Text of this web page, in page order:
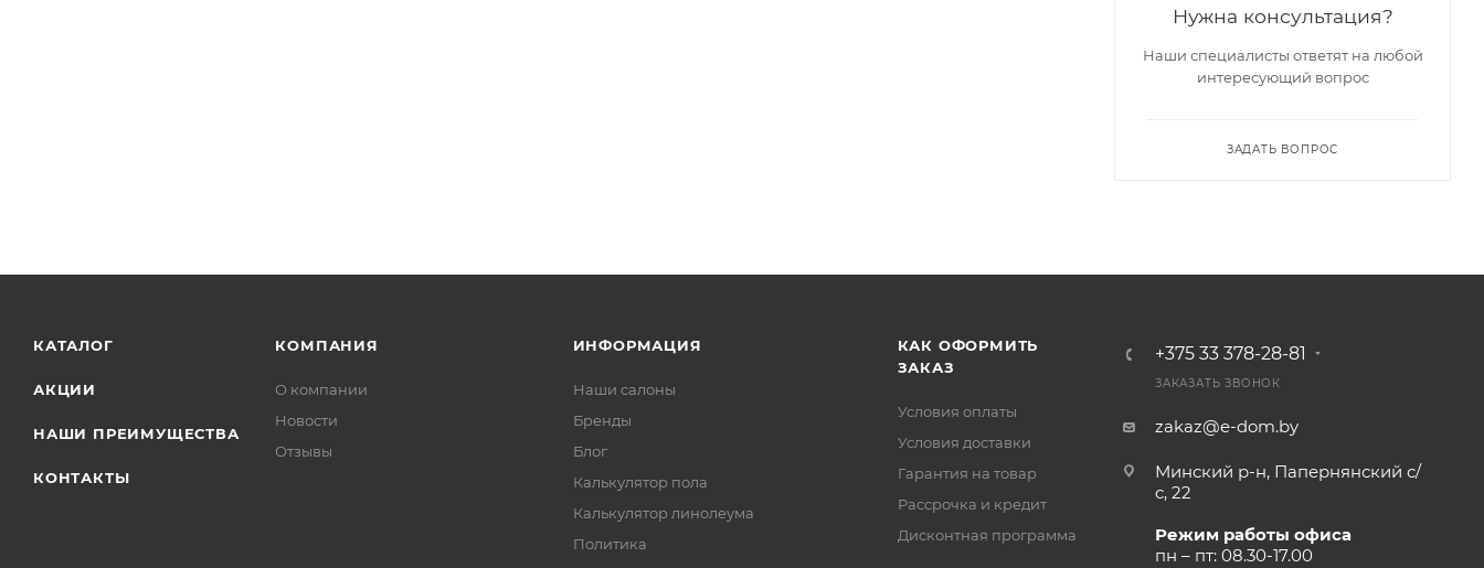
Нужна консультация?
Наши специалисты ответят на любой
интересующий вопрос
ЗАДАТЬ ВОПРОС
КАТАЛОГ
АКЦИИ
НАШИ ПРЕИМУЩЕСТВА
КОНТАКТЫ
КОМПАНИЯ
О компании
Новости
Отзывы
ИНФОРМАЦИЯ
Наши салоны
Бренды
Блог
Калькулятор пола
Калькулятор линолеума
Политика
КАК ОФОРМИТЬ
ЗАКАЗ
Условия оплаты
Условия доставки
Гарантия на товар
Рассрочка и кредит
Дисконтная программа
+375 33 378-28-81
ЗАКАЗАТЬ ЗВОНОК
zakaz@e-dom.by
Минский р-н, Папернянский с/
с, 22
Режим работы офиса
пн – пт: 08.30-17.00